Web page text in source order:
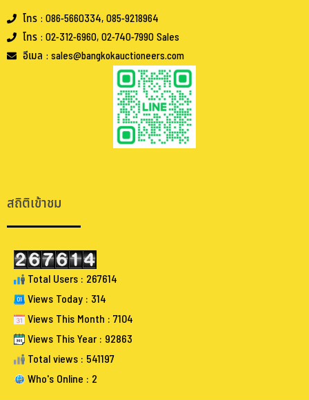
โทร : 086-5660334, 085-9218964
โทร : 02-312-6960, 02-740-7990 Sales
อีเมล : sales@bangkokauctioneers.com
สถิติเข้าชม
Total Users : 267614
Views Today : 314
Views This Month : 7104
Views This Year : 92863
Total views : 541197
Who's Online : 2